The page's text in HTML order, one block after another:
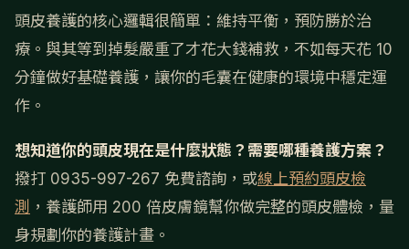
頭皮養護的核心邏輯很簡單：維持平衡，預防勝於治
療。與其等到掉髮嚴重了才花大錢補救，不如每天花 10
分鐘做好基礎養護，讓你的毛囊在健康的環境中穩定運
作。
想知道你的頭皮現在是什麼狀態？需要哪種養護方案？
撥打 0935-997-267 免費諮詢，或線上預約頭皮檢
測 ，養護師用 200 倍皮膚鏡幫你做完整的頭皮體檢，量
身規劃你的養護計畫。